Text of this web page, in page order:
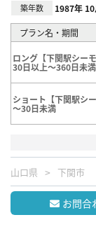
築年数 1987年
プラン名・期間
ロング【下関駅シーモ
30日以上～360日未満
ショート【下関駅シー
～30日未満
山口県 下関市
お問合